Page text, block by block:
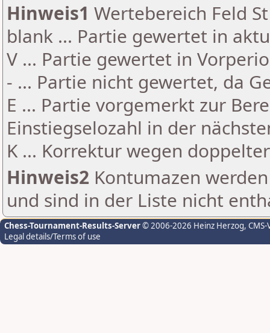
Hinweis1 Wertebereich Feld
blank ... Partie gewertet in
V ... Partie gewertet in
- ... Partie nicht gewertet, da
E ... Partie vorgemerkt zur
Einstiegselozahl in der
K ... Korrektur wegen
Hinweis2 Kontumazen
und sind in der Liste nicht
Chess-Tournament-Results-Server© 2006-2026 Heinz Herzog,
Legal details/Terms of use